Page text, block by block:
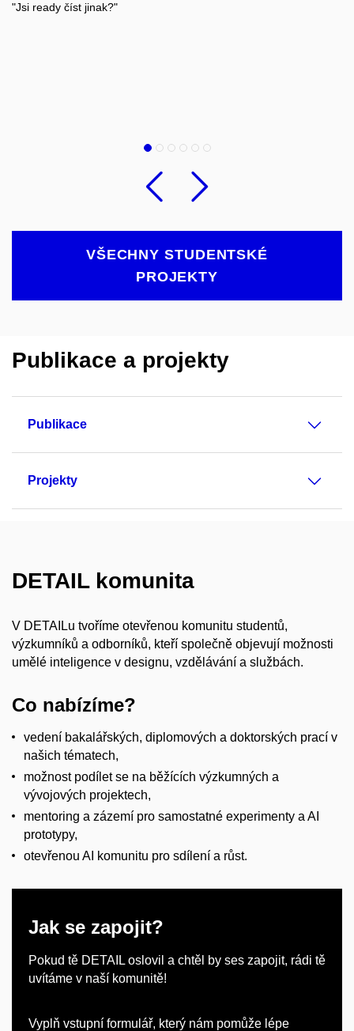
"Jsi ready číst jinak?"
Předchozí
VŠECHNY STUDENTSKÉ
PROJEKTY
Publikace a projekty
Publikace
Projekty
DETAIL komunita
V DETAILu tvoříme otevřenou komunitu studentů,
výzkumníků a odborníků, kteří společně objevují možnosti
umělé inteligence v designu, vzdělávání a službách.
Co nabízíme?
vedení bakalářských, diplomových a doktorských prací v
našich tématech,
možnost podílet se na běžících výzkumných a
vývojových projektech,
mentoring a zázemí pro samostatné experimenty a AI
prototypy,
otevřenou AI komunitu pro sdílení a růst.
Jak se zapojit?
Pokud tě DETAIL oslovil a chtěl by ses zapojit, rádi tě
uvítáme v naší komunitě!
Vyplň vstupní formulář, který nám pomůže lépe